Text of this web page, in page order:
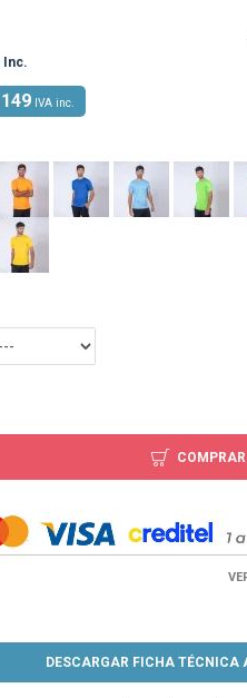
Inc.
IVA inc.
COMPRAR
DESCARGAR FICHA TÉCNICA